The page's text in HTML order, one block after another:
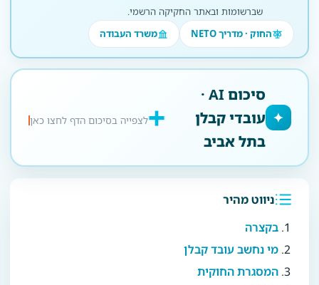
שברשומות ובאתר החקיקה הרשמי.
החוק · מדריך NETO משרד העבודה
✦
סיכום AI ·
עובדי קבלן
בתל אביב
לצפייה בסיכום הדף לחצו כאן
ניווט מהיר
בקצרה
מי נחשב עובד קבלן
המסגרת החוקית